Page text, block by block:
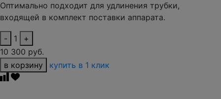
Оптимально подходит для удлинения трубки,
входящей в комплект поставки аппарата.
- 1
+
10 300 руб.
в корзину
купить в 1 клик